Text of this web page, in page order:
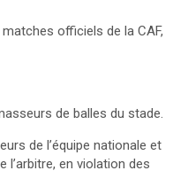
officiels de la CAF,
de balles du stade.
de l’équipe nationale et
l’arbitre, en violation des